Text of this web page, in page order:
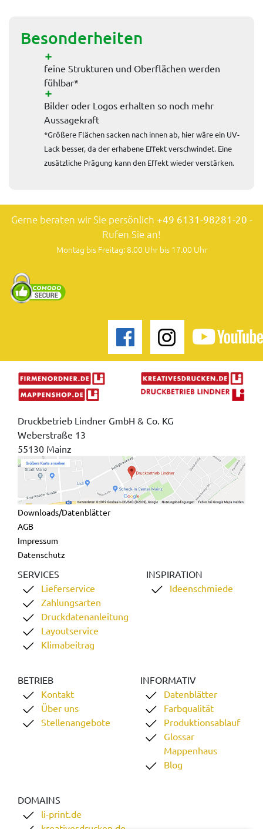
Besonderheiten
feine Strukturen und Oberflächen werden
fühlbar*
Bilder oder Logos erhalten so noch mehr
Aussagekraft
*Größere Flächen sacken nach innen ab, hier wäre ein UV-
Lack besser, da der erhabene Effekt verschwindet. Eine
zusätzliche Prägung kann den Effekt wieder verstärken.
Gerne beraten wir Sie persönlich +49 6131-98281-20 -
Rufen Sie an!
Montag bis Freitag: 8.00 Uhr bis 17.00 Uhr
Druckbetrieb Lindner GmbH & Co. KG
Weberstraße 13
55130 Mainz
Downloads/Datenblätter
AGB
Impressum
Datenschutz
SERVICES
Lieferservice
Zahlungsarten
Druckdatenanleitung
Layoutservice
Klimabeitrag
INSPIRATION
Ideenschmiede
BETRIEB
Kontakt
Über uns
Stellenangebote
INFORMATIV
Datenblätter
Farbqualität
Produktionsablauf
Glossar
Mappenhaus
Blog
DOMAINS
li-print.de